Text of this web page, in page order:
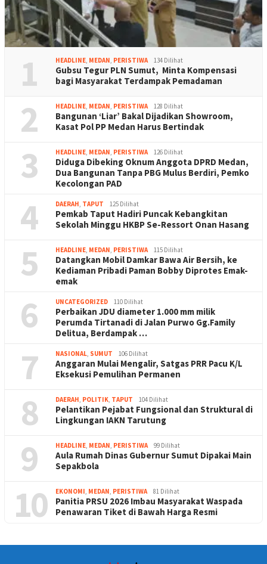
1 HEADLINE MEDAN PERISTIWA 134 Dilihat
Gubsu Tegur PLN Sumut, Minta Kompensasi
bagi Masyarakat Terdampak Pemadaman
2 HEADLINE MEDAN PERISTIWA 128 Dilihat
Bangunan ‘Liar’ Bakal Dijadikan Showroom,
Kasat Pol PP Medan Harus Bertindak
3 HEADLINE MEDAN PERISTIWA 126 Dilihat
Diduga Dibeking Oknum Anggota DPRD Medan,
Dua Bangunan Tanpa PBG Mulus Berdiri, Pemko
Kecolongan PAD
4 DAERAH TAPUT 125 Dilihat
Pemkab Taput Hadiri Puncak Kebangkitan
Sekolah Minggu HKBP Se-Ressort Onan Hasang
5 HEADLINE MEDAN PERISTIWA 115 Dilihat
Datangkan Mobil Damkar Bawa Air Bersih, ke
Kediaman Pribadi Paman Bobby Diprotes Emak-
emak
6 UNCATEGORIZED 110 Dilihat
Perbaikan JDU diameter 1.000 mm milik
Perumda Tirtanadi di Jalan Purwo Gg.Family
Delitua, Berdampak …
7 NASIONAL SUMUT 106 Dilihat
Anggaran Mulai Mengalir, Satgas PRR Pacu K/L
Eksekusi Pemulihan Permanen
8 DAERAH POLITIK TAPUT 104 Dilihat
Pelantikan Pejabat Fungsional dan Struktural di
Lingkungan IAKN Tarutung
9 HEADLINE MEDAN PERISTIWA 99 Dilihat
Aula Rumah Dinas Gubernur Sumut Dipakai Main
Sepakbola
10 EKONOMI MEDAN PERISTIWA 81 Dilihat
Panitia PRSU 2026 Imbau Masyarakat Waspada
Penawaran Tiket di Bawah Harga Resmi